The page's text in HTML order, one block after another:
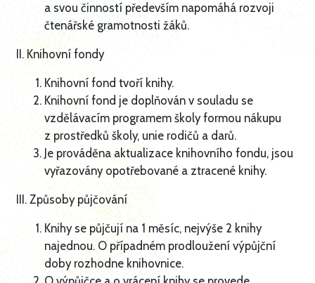
a svou činností především napomáhá rozvoji
čtenářské gramotnosti žáků.
II. Knihovní fondy
Knihovní fond tvoří knihy.
Knihovní fond je doplňován v souladu se
vzdělávacím programem školy formou nákupu
z prostředků školy, unie rodičů a darů.
Je prováděna aktualizace knihovního fondu, jsou
vyřazovány opotřebované a ztracené knihy.
III. Způsoby půjčování
Knihy se půjčují na 1 měsíc, nejvýše 2 knihy
najednou. O případném prodloužení výpůjční
doby rozhodne knihovnice.